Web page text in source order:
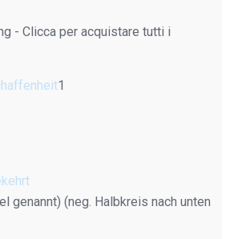
- Clicca per acquistare tutti i
1
genannt) (neg. Halbkreis nach unten